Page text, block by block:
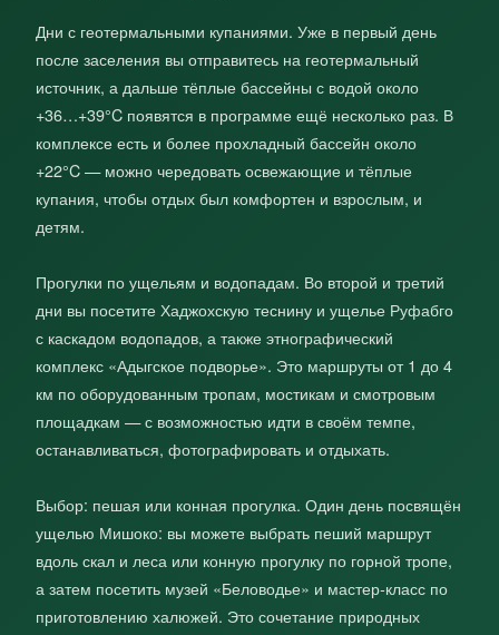
Дни с геотермальными купаниями. Уже в первый день
после заселения вы отправитесь на геотермальный
источник, а дальше тёплые бассейны с водой около
+36…+39°C появятся в программе ещё несколько раз. В
комплексе есть и более прохладный бассейн около
+22°C — можно чередовать освежающие и тёплые
купания, чтобы отдых был комфортен и взрослым, и
детям.
Прогулки по ущельям и водопадам. Во второй и третий
дни вы посетите Хаджохскую теснину и ущелье Руфабго
с каскадом водопадов, а также этнографический
комплекс «Адыгское подворье». Это маршруты от 1 до 4
км по оборудованным тропам, мостикам и смотровым
площадкам — с возможностью идти в своём темпе,
останавливаться, фотографировать и отдыхать.
Выбор: пешая или конная прогулка. Один день посвящён
ущелью Мишоко: вы можете выбрать пеший маршрут
вдоль скал и леса или конную прогулку по горной тропе,
а затем посетить музей «Беловодье» и мастер‑класс по
приготовлению халюжей. Это сочетание природных